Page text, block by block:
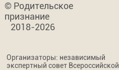
© Родительское
признание
2018-2026
Организаторы: независимый
экспертный совет Всероссийской